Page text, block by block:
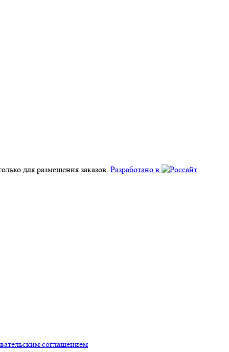
для размещения заказов. Разработано в
соглашением